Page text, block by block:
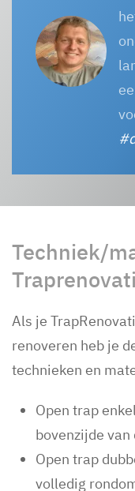
Techniek/
Als je
renoveren heb je
technieken en
Open trap
bovenzijde
Open trap
volledig